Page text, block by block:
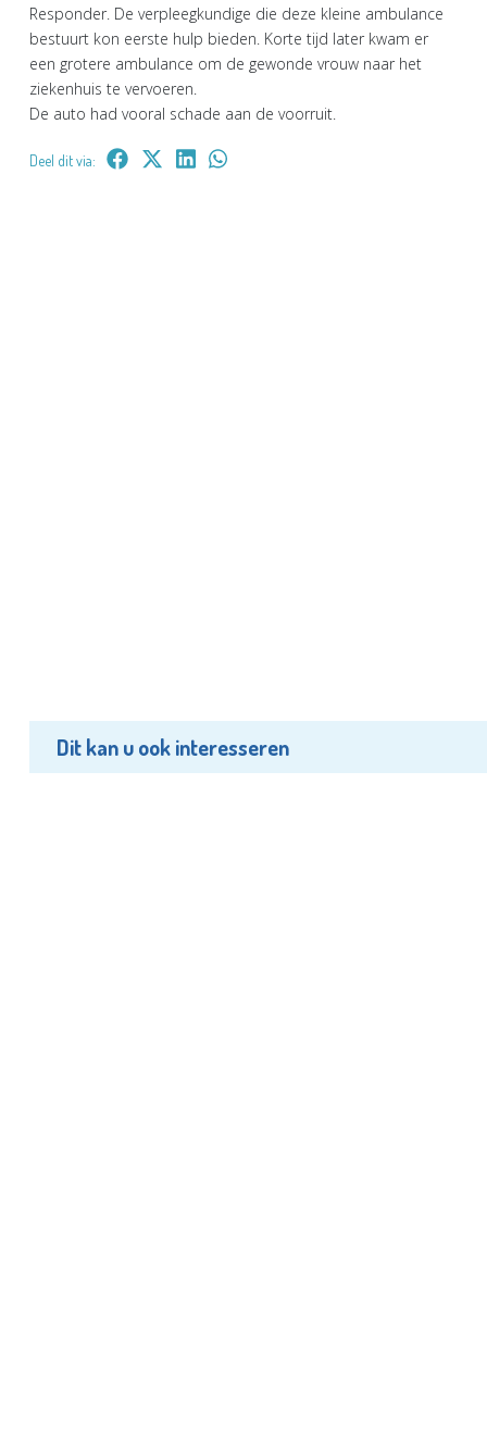
Responder. De verpleegkundige die deze kleine ambulance
bestuurt kon eerste hulp bieden. Korte tijd later kwam er
een grotere ambulance om de gewonde vrouw naar het
ziekenhuis te vervoeren.
De auto had vooral schade aan de voorruit.
Deel dit via:
Dit kan u ook interesseren